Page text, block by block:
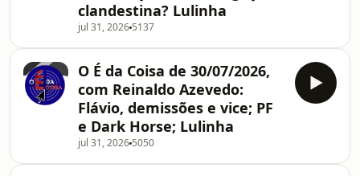
clandestina? Lulinha
jul 31, 2026 5137
O É da Coisa de 30/07/2026,
com Reinaldo Azevedo:
Flávio, demissões e vice; PF
e Dark Horse; Lulinha
jul 31, 2026 5050